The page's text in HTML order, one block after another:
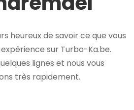
heureux de savoir ce que vous
sur Turbo-Ka.be.
lignes et nous vous
très rapidement.